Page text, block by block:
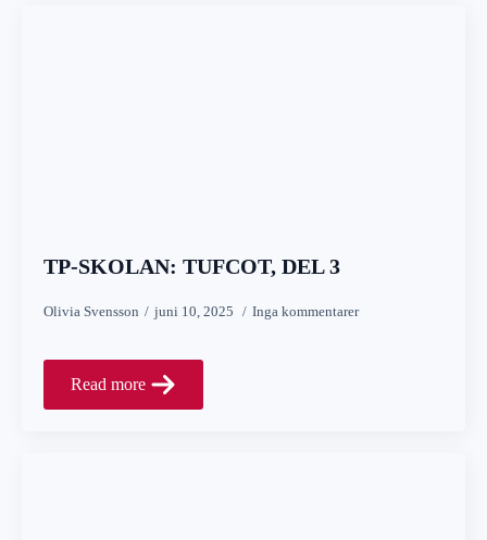
TP-SKOLAN: TUFCOT, DEL 3
Olivia Svensson juni 10, 2025 Inga kommentarer
Read more